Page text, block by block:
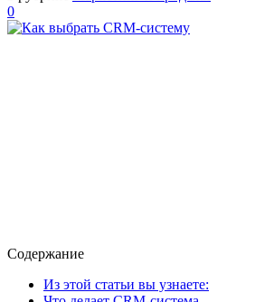
0
Содержание
Из этой статьи вы узнаете: